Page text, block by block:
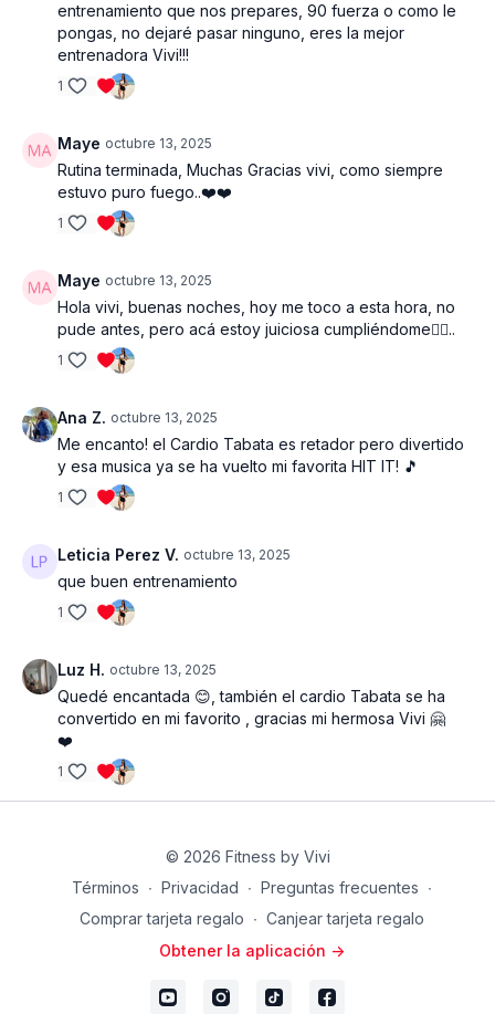
entrenamiento que nos prepares, 90 fuerza o como le
pongas, no dejaré pasar ninguno, eres la mejor
entrenadora Vivi!!!
1
Maye octubre 13, 2025
Rutina terminada, Muchas Gracias vivi, como siempre
estuvo puro fuego..❤️❤️
1
Maye octubre 13, 2025
Hola vivi, buenas noches, hoy me toco a esta hora, no
pude antes, pero acá estoy juiciosa cumpliéndome❤️‍🔥..
1
Ana Z. octubre 13, 2025
Me encanto! el Cardio Tabata es retador pero divertido
y esa musica ya se ha vuelto mi favorita HIT IT! 🎵
1
Leticia Perez V. octubre 13, 2025
que buen entrenamiento
1
Luz H. octubre 13, 2025
Quedé encantada 😊, también el cardio Tabata se ha
convertido en mi favorito , gracias mi hermosa Vivi 🤗
❤️
1
© 2026 Fitness by Vivi
Términos ∙ Privacidad ∙ Preguntas frecuentes ∙
Comprar tarjeta regalo ∙ Canjear tarjeta regalo
Obtener la aplicación ->